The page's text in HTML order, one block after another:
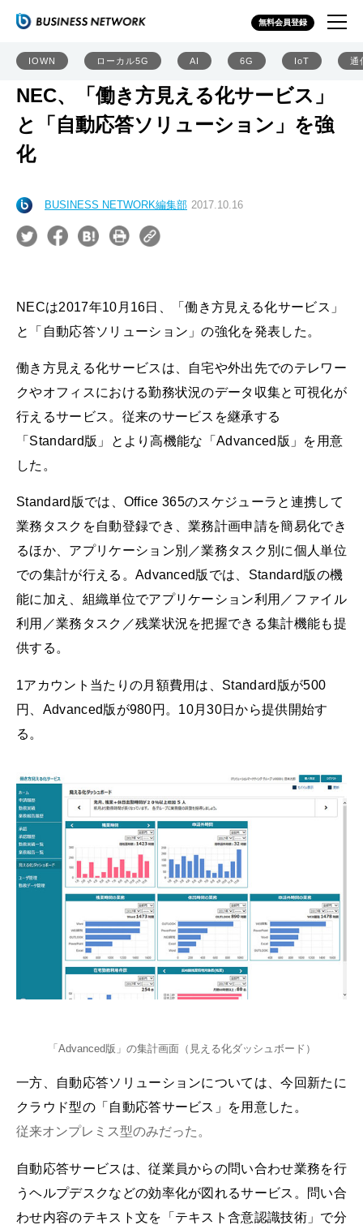
無料会員登録
IOWN ローカル5G AI 6G IoT 通
NEC、「働き方見える化サービス」
と「自動応答ソリューション」を強
化
BUSINESS NETWORK編集部 2017.10.16
NECは2017年10月16日、「働き方見える化サービス」
と「自動応答ソリューション」の強化を発表した。
働き方見える化サービスは、自宅や外出先でのテレワー
クやオフィスにおける勤務状況のデータ収集と可視化が
行えるサービス。従来のサービスを継承する
「Standard版」とより高機能な「Advanced版」を用意
した。
Standard版では、Office 365のスケジューラと連携して
業務タスクを自動登録でき、業務計画申請を簡易化でき
るほか、アプリケーション別／業務タスク別に個人単位
での集計が行える。Advanced版では、Standard版の機
能に加え、組織単位でアプリケーション利用／ファイル
利用／業務タスク／残業状況を把握できる集計機能も提
供する。
1アカウント当たりの月額費用は、Standard版が500
円、Advanced版が980円。10月30日から提供開始す
る。
「Advanced版」の集計画面（見える化ダッシュボード）
一方、自動応答ソリューションについては、今回新たに
クラウド型の「自動応答サービス」を用意した。
従来オンプレミス型のみだった。
自動応答サービスは、従業員からの問い合わせ業務を行
うヘルプデスクなどの効率化が図れるサービス。問い合
わせ内容のテキスト文を「テキスト含意認識技術」で分